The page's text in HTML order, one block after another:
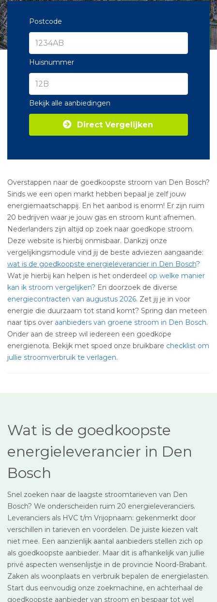
Postcode
Huisnummer
Bekijk alle aanbiedingen
Direct Vergelijken
Overstappen naar de goedkoopste stroom van Den Bosch?
Sinds we een open markt hebben bepaal je zelf jouw
energiemaatschappij. En het aanbod is enorm! Er zijn ruim
20 bedrijven waar je jouw gas en stroom kunt afnemen.
Nederlanders zijn altijd op zoek naar goedkope stroom.
Deze website is hierbij onmisbaar. Dankzij onze
vergelijkingsmodule vind jij de beste adviezen aangaande:
wat is de goedkoopste energieleverancier in Den Bosch?
Wat je hierbij kan helpen is het onderdeel op welke manier
kan ik stroom vergelijken? En doorzoek de diverse
energiecontracten van augustus 2026. Zet jij je in voor
energie die duurzaam tot stand komt? Spring dan meteen
naar tips over aanbieders van groene stroom in Den Bosch.
Onder aan de streep wil iedereen een goedkope
energienota. Bekijk met spoed onze bruikbare checklist om
jullie stroomverbruik te verlagen.
Wat is de goedkoopste
energieleverancier in Den
Bosch
Snel zoeken naar de laagste stroomtarieven van Den
Bosch? We onderscheiden ruim 20 energieleveranciers.
Leveranciers als HVC t/m Vrijopnaam: gekenmerkt door
verschillen in tarieven en voordelen. De juiste kiezen valt
niet mee. Een aanzienlijk aantal aanbieders stellen zich op
als goedkoopste aanbieder. Maar dit is afhankelijk van jullie
privé aspecten wensenlijstje in de provincie Noord-Brabant.
Zaken als woonplaats en verbruik bepalen de energielasten.
Start dus eenvoudig onze zoekmachine, en achterhaal de
goedkoopste aanbieder van stroom en bespaar tot wel